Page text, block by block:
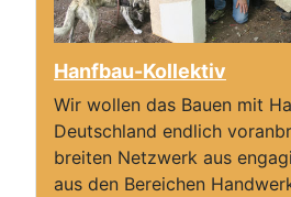
Hanfbau-Kollektiv
Wir wollen das Bauen mit
Deutschland endlich
breiten Netzwerk aus
aus den Bereichen